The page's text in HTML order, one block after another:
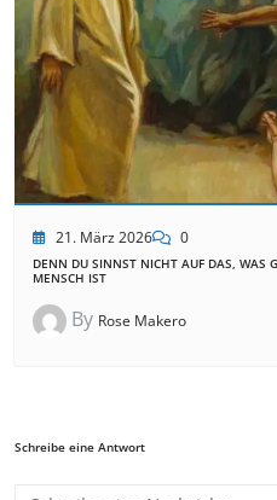
21. März 2026 0
DENN DU SINNST NICHT AUF DAS, WAS
MENSCH IST
By Rose Makero
Schreibe eine Antwort